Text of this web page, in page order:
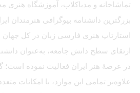
تماشاخانه و مدیاکلاب، آموزشگاه هنری
بزرگترین دانشنامه بیوگرافی هنرمندان
استارتاپ هنری فارسی زبان در کل جهان
ارتقای سطح دانش جامعه، به‌عنوان
در عرصهٔ هنر ایران فعالیت نموده است؛
علاوه‌بر تمامی این موارد، با امکانات